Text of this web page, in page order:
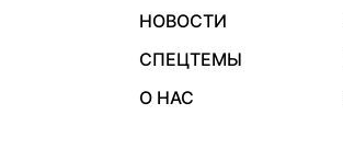
НОВОСТИ
СПЕЦТЕМЫ
О НАС